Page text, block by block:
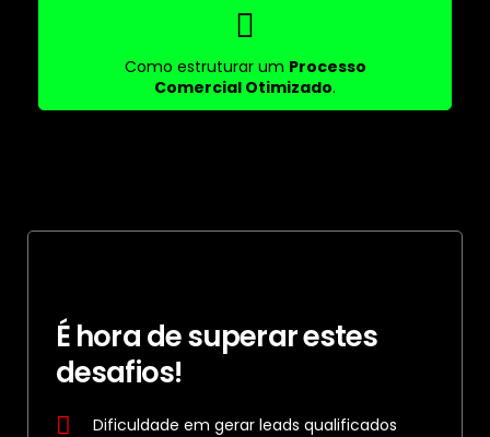
Como estruturar um Processo
Comercial Otimizado.
É hora de superar estes
desafios!
Dificuldade em gerar leads qualificados